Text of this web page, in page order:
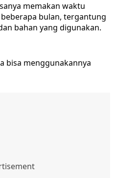
memakan waktu
bulan, tergantung
bahan yang digunakan.
bisa menggunakannya